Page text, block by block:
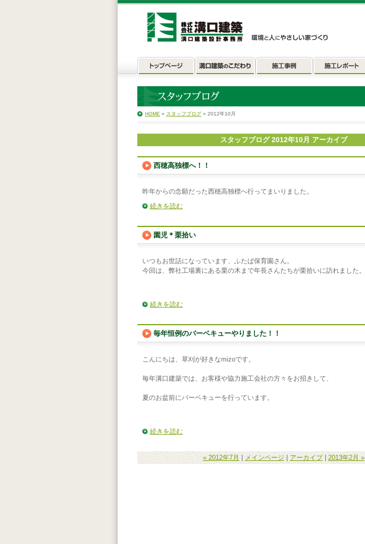
HOME » スタッフブログ » 2012年10月
スタッフブログ 2012年10月 アーカイブ
西穂高独標へ！！
昨年からの念願だった西穂高独標へ行ってまいりました。
続きを読む
園児＊栗拾い
いつもお世話になっています、ふたば保育園さん。
今回は、弊社工場裏にある栗の木まで年長さんたちが栗拾いに訪れました。
続きを読む
毎年恒例のバーベキューやりました！！
こんにちは、草刈が好きなmizoです。
毎年溝口建築では、お客様や協力施工会社の方々をお招きして、
夏のお盆前にバーベキューを行っています。
続きを読む
« 2012年7月 メインページ | アーカイブ| 2013年2月 »